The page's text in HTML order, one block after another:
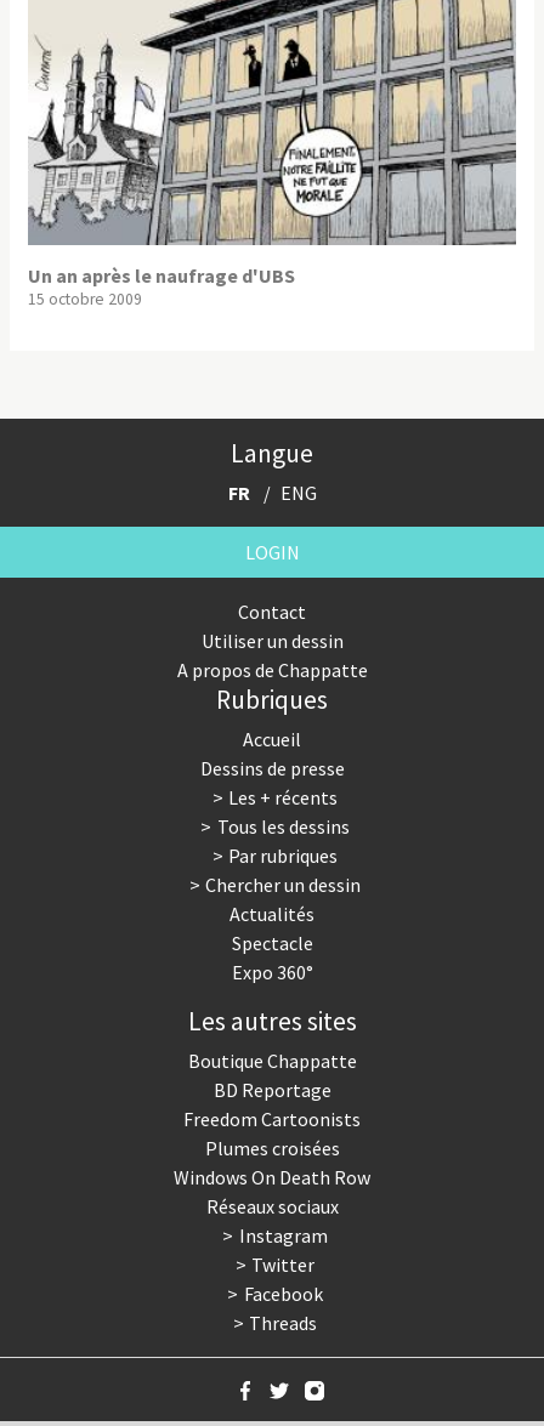
Un an après le naufrage d'UBS
15 octobre 2009
Langue
FR ENG
LOGIN
Contact
Utiliser un dessin
A propos de Chappatte
Rubriques
Accueil
Dessins de presse
Les + récents
Tous les dessins
Par rubriques
Chercher un dessin
Actualités
Spectacle
Expo 360°
Les autres sites
Boutique Chappatte
BD Reportage
Freedom Cartoonists
Plumes croisées
Windows On Death Row
Réseaux sociaux
Instagram
Twitter
Facebook
Threads